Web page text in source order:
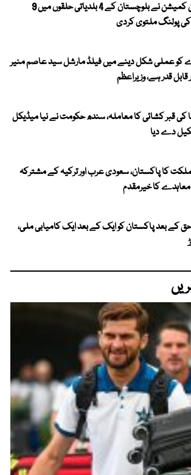
الیکشن کمیشن نے بلوچستان کے 4 بلدیاتی حلقوں میں 9
پولنگ ملتوی کردی
کو عملی شکل دینے میں فیلڈ مارشل سید عاصم منیر
قابل قدر ہے، وزیراعظم
کی قبر کشائی کا معاملہ، سندھ حکومت نے نیا میڈیکل
دے دیا
کا پاکستان، سعودی عرب اور ترکیہ کے مشترکہ
کا خیرمقدم
کے بعد پاکستان کو ایک کے بعد ایک کامیابی ملی،